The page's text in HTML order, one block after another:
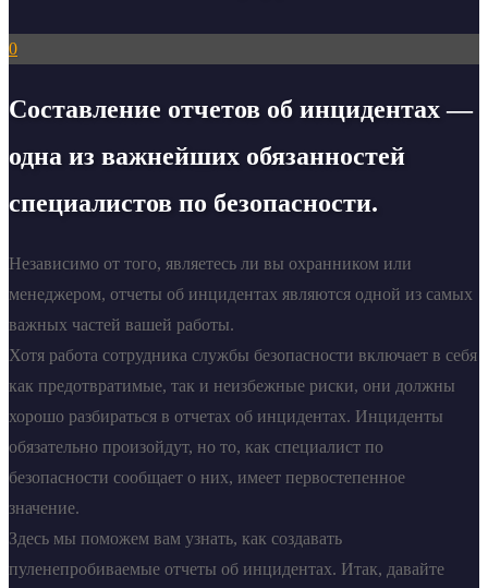
0
Составление отчетов об инцидентах —
одна из важнейших обязанностей
специалистов по безопасности.
Независимо от того, являетесь ли вы охранником или
менеджером, отчеты об инцидентах являются одной из самых
важных частей вашей работы.
Хотя работа сотрудника службы безопасности включает в себя
как предотвратимые, так и неизбежные риски, они должны
хорошо разбираться в отчетах об инцидентах. Инциденты
обязательно произойдут, но то, как специалист по
безопасности сообщает о них, имеет первостепенное
значение.
Здесь мы поможем вам узнать, как создавать
пуленепробиваемые отчеты об инцидентах. Итак, давайте